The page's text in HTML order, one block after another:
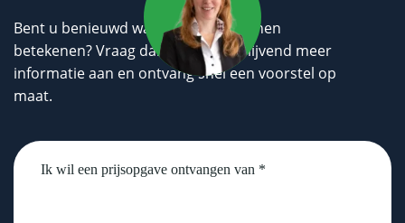
Bent u benieuwd wat wij voor u kunnen
betekenen? Vraag dan geheel vrijblijvend meer
informatie aan en ontvang snel een voorstel op
maat.
Untitled